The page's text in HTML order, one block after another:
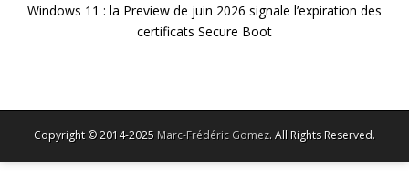
Windows 11 : la Preview de juin 2026 signale l’expiration des
certificats Secure Boot
Copyright © 2014-2025 Marc-Frédéric Gomez. All Rights Reserved.